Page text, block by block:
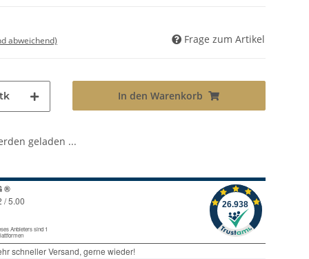
abweichend) Frage zum Artikel
In den Warenkorb
geladen ...